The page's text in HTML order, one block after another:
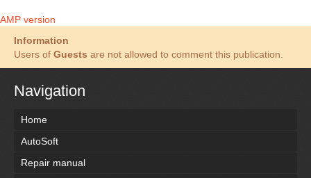
AMP version
Information
Users of Guests are not allowed to comment this publication.
Navigation
Home
AutoSoft
Repair manual